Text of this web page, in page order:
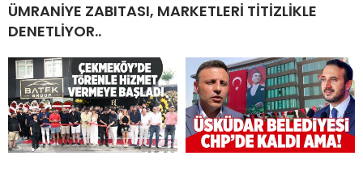
ÜMRANİYE ZABITASI, MARKETLERİ TİTİZLİKLE
DENETLİYOR..